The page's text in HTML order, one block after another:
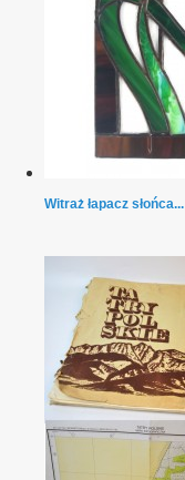
Witraż łapacz słońca...